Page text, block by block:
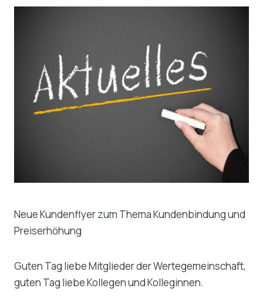
Neue Kundenflyer zum Thema Kundenbindung und
Preiserhöhung
Guten Tag liebe Mitglieder der Wertegemeinschaft,
guten Tag liebe Kollegen und Kolleginnen.